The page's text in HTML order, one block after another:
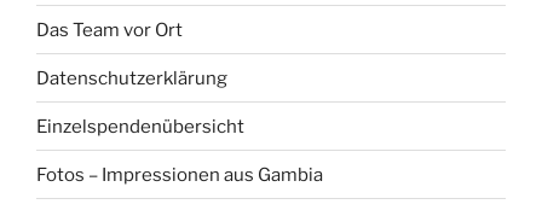
Das Team vor Ort
Datenschutzerklärung
Einzelspendenübersicht
Fotos – Impressionen aus Gambia